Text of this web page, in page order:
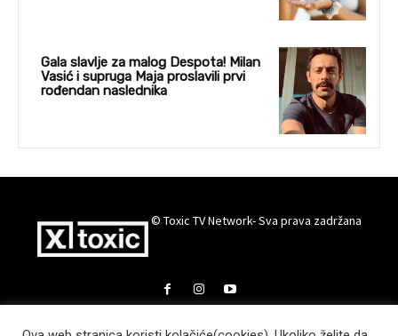
Gala slavlje za malog Despota! Milan
Vasić i supruga Maja proslavili prvi
rođendan naslednika
© Toxic TV Network- Sva prava zadržana